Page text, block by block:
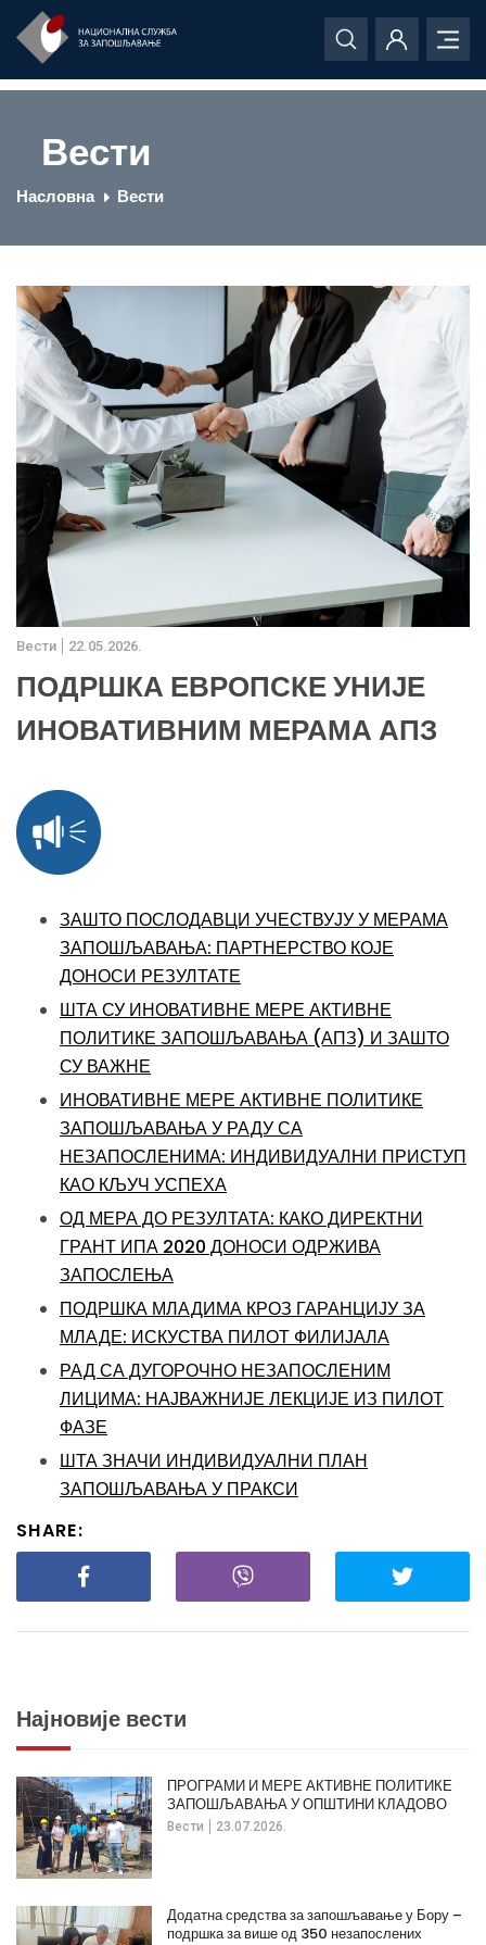
Вести
Насловна Вести
Вести 22.05.2026.
ПОДРШКА ЕВРОПСКЕ УНИЈЕ
ИНОВАТИВНИМ МЕРАМА АПЗ
ЗАШТО ПОСЛОДАВЦИ УЧЕСТВУЈУ У МЕРАМА
ЗАПОШЉАВАЊА: ПАРТНЕРСТВО КОЈЕ
ДОНОСИ РЕЗУЛТАТЕ
ШТА СУ ИНОВАТИВНЕ МЕРЕ АКТИВНЕ
ПОЛИТИКЕ ЗАПОШЉАВАЊА (АПЗ) И ЗАШТО
СУ ВАЖНЕ
ИНОВАТИВНЕ МЕРЕ АКТИВНЕ ПОЛИТИКЕ
ЗАПОШЉАВАЊА У РАДУ СА
НЕЗАПОСЛЕНИМА: ИНДИВИДУАЛНИ ПРИСТУП
КАО КЉУЧ УСПЕХА
ОД МЕРА ДО РЕЗУЛТАТА: КАКО ДИРЕКТНИ
ГРАНТ ИПА 2020 ДОНОСИ ОДРЖИВА
ЗАПОСЛЕЊА
ПОДРШКА МЛАДИМА КРОЗ ГАРАНЦИЈУ ЗА
МЛАДЕ: ИСКУСТВА ПИЛОТ ФИЛИЈАЛА
РАД СА ДУГОРОЧНО НЕЗАПОСЛЕНИМ
ЛИЦИМА: НАЈВАЖНИЈЕ ЛЕКЦИЈЕ ИЗ ПИЛОТ
ФАЗЕ
ШТА ЗНАЧИ ИНДИВИДУАЛНИ ПЛАН
ЗАПОШЉАВАЊА У ПРАКСИ
SHARE:
Најновије вести
Вести 23.07.2026.
ПРОГРАМИ И МЕРЕ АКТИВНЕ ПОЛИТИКЕ
ЗАПОШЉАВАЊА У ОПШТИНИ КЛАДОВО
Додатна средства за запошљавање у Бору –
подршка за више од 350 незапослених